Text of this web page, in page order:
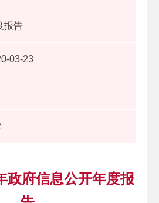
报告
03-23
政府信息公开年度报